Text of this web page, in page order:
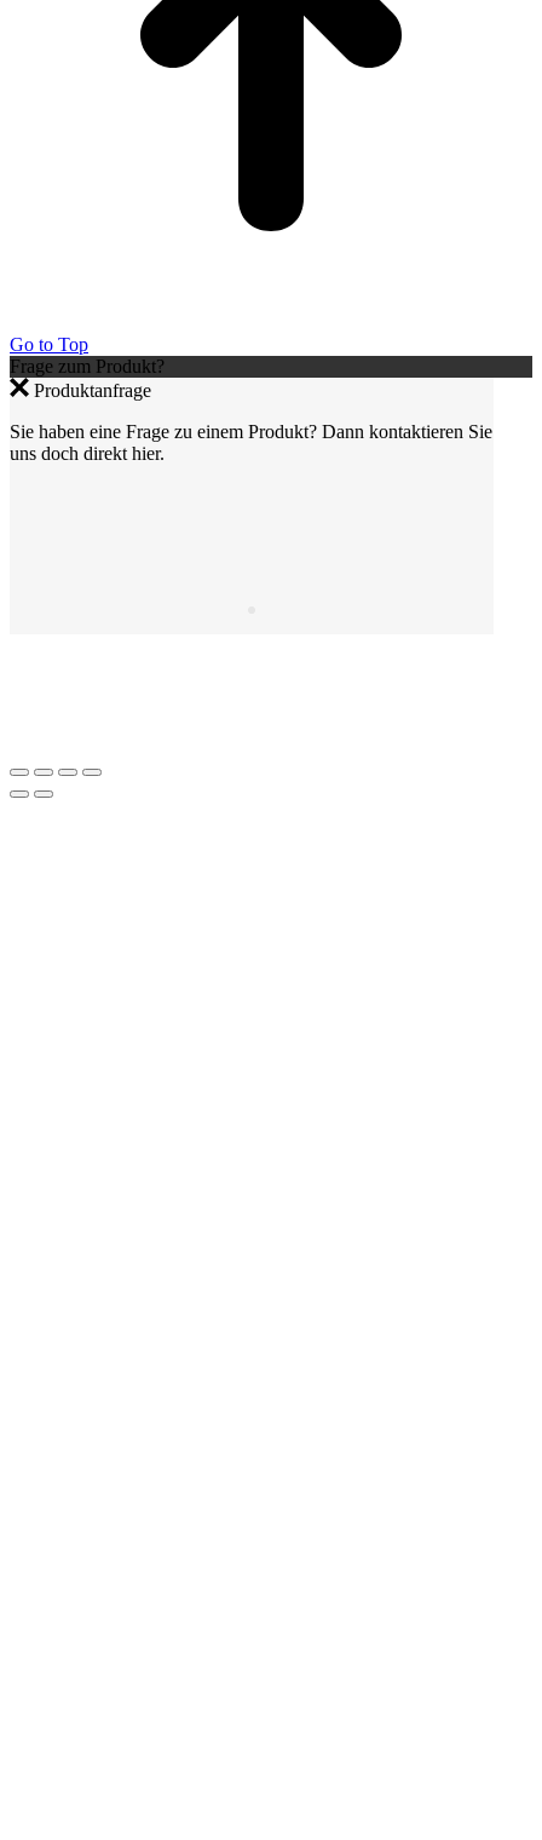
Go to Top
Frage zum Produkt?
Produktanfrage
Sie haben eine Frage zu einem Produkt? Dann kontaktieren Sie
uns doch direkt hier.